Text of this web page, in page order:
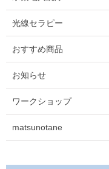
光線セラピー
おすすめ商品
お知らせ
ワークショップ
matsunotane